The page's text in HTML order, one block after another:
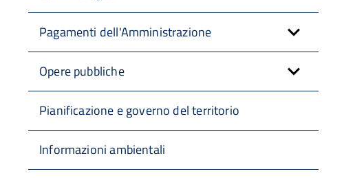
Pagamenti dell'Amministrazione
Opere pubbliche
Pianificazione e governo del territorio
Informazioni ambientali